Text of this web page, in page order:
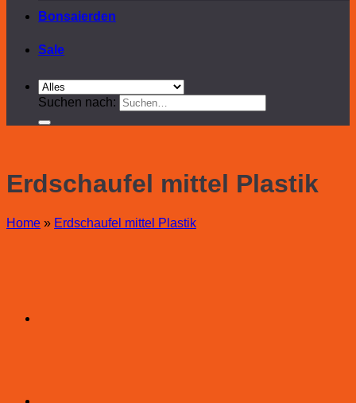
Bonsaierden
Sale
Suchen nach:
Erdschaufel mittel Plastik
Home » Erdschaufel mittel Plastik